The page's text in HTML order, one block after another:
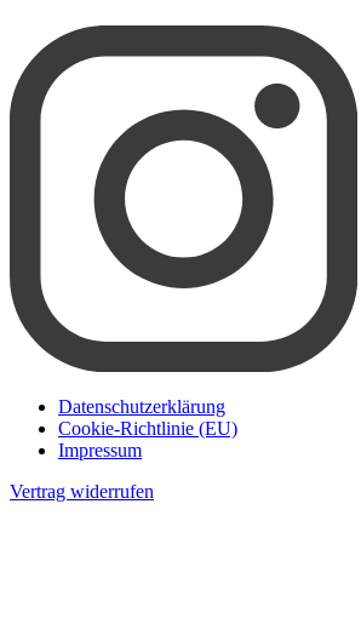
Datenschutzerklärung
Cookie-Richtlinie (EU)
Impressum
Vertrag widerrufen